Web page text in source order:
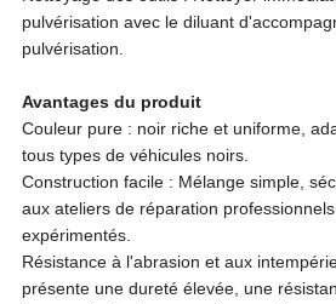
pulvérisation avec le diluant
pulvérisation.
Avantages du produit
Couleur pure : noir riche et uniforme,
tous types de véhicules noirs.
Construction facile : Mélange simple,
aux ateliers de réparation
expérimentés.
Résistance à l'abrasion et aux
présente une dureté élevée, une